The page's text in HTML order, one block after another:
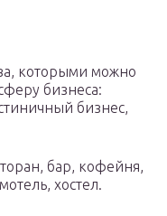
которыми можно
бизнеса:
бизнес,
бар, кофейня,
хостел.